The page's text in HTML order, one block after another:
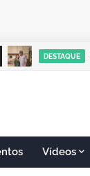
DESTAQUE
Vídeos